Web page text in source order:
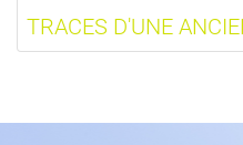
TRACES D'UNE